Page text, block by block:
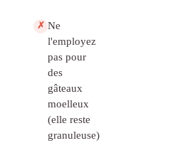
✗ Ne
l'employez
pas pour
des
gâteaux
moelleux
(elle reste
granuleuse)